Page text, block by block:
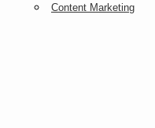
Content Marketing